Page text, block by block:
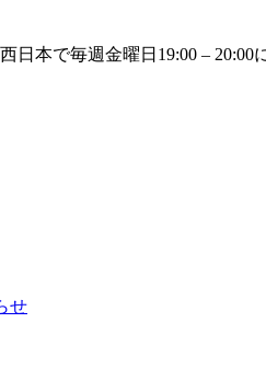
本で毎週金曜日19:00 – 20:00
せ